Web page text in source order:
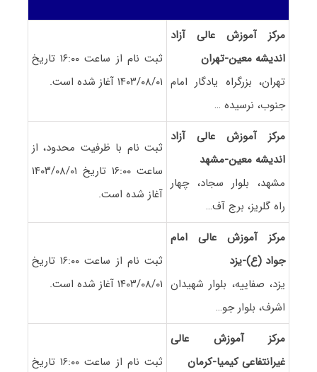
مرکز آموزش عالی آزاد
اندیشه معین-تهران
تهران، بزرگراه یادگار امام
جنوب، نرسیده …
ثبت نام از ساعت ۱۶:۰۰ تاریخ
۱۴۰۳/۰۸/۰۱ آغاز شده است.
مرکز آموزش عالی آزاد
اندیشه معین-مشهد
مشهد، بلوار سجاد، چهار
راه گلریز، برج آف…
ثبت نام با ظرفیت محدود، از
ساعت ۱۶:۰۰ تاریخ ۱۴۰۳/۰۸/۰۱
آغاز شده است.
مرکز آموزش عالی امام
جواد (ع)-یزد
یزد، صفاییه، بلوار شهیدان
اشرف، بلوار جو…
ثبت نام از ساعت ۱۶:۰۰ تاریخ
۱۴۰۳/۰۸/۰۱ آغاز شده است.
مرکز آموزش عالی
غیرانتفاعی کیمیا-کرمان
ثبت نام از ساعت ۱۶:۰۰ تاریخ